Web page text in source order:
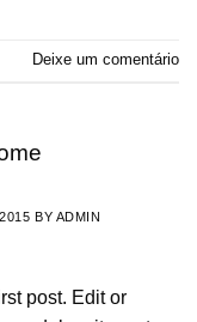
Deixe um comentário
BY ADMIN
post. Edit or